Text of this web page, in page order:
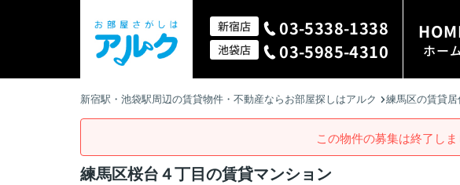
新宿店 03-5338-1338
池袋店 03-5985-4310 ホー
新宿駅・池袋駅周辺の賃貸物件・不動産ならお部屋探しはアルク 練馬区の賃貸居
この物件の募集は終了しま
練馬区桜台４丁目の賃貸マンション